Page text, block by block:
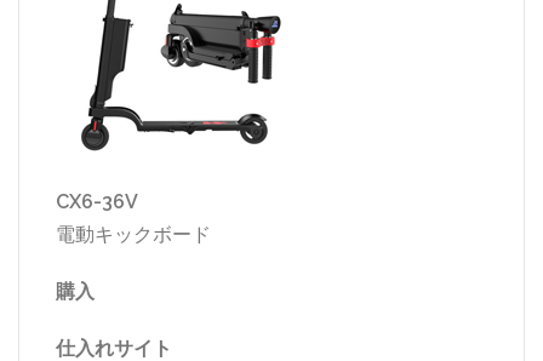
CX6-36V
電動キックボード
購入
仕入れサイト